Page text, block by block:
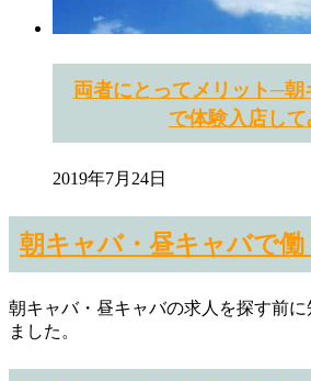
両者にとってメリット─朝
で体験入店して
2019年7月24日
朝キャバ・昼キャバで働
朝キャバ・昼キャバの求人を探す前
ました。